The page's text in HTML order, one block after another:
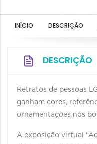
INÍCIO DESCRIÇÃO
DESCRIÇÃO
Retratos de pessoas
ganham cores,
ornamentações nos
A exposição virtual